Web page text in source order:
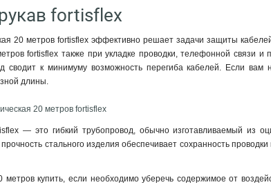
fortisflex
20 метров fortisflex эффективно решает задачи защиты
fortisflex также при укладке проводки, телефонной связи
сводит к минимуму возможность перегиба кабелей. Если
длины.
20 метров fortisflex
— это гибкий трубопровод, обычно изготавливаемый из
стального изделия обеспечивает сохранность
метров купить, если необходимо уберечь содержимое от